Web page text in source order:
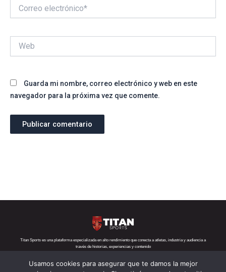
electrónico*
Guarda mi nombre, correo electrónico y web en este
navegador para la próxima vez que comente.
Titan Sports es una plataforma especializada en alto rendimiento que conecta a atletas, industria y audiencia a
través de historias, experiencias y contenido
Teléfono: +52 1 55 6719 5282 Correo: contacto@titansports.mx
Usamos cookies para asegurar que te damos la mejor